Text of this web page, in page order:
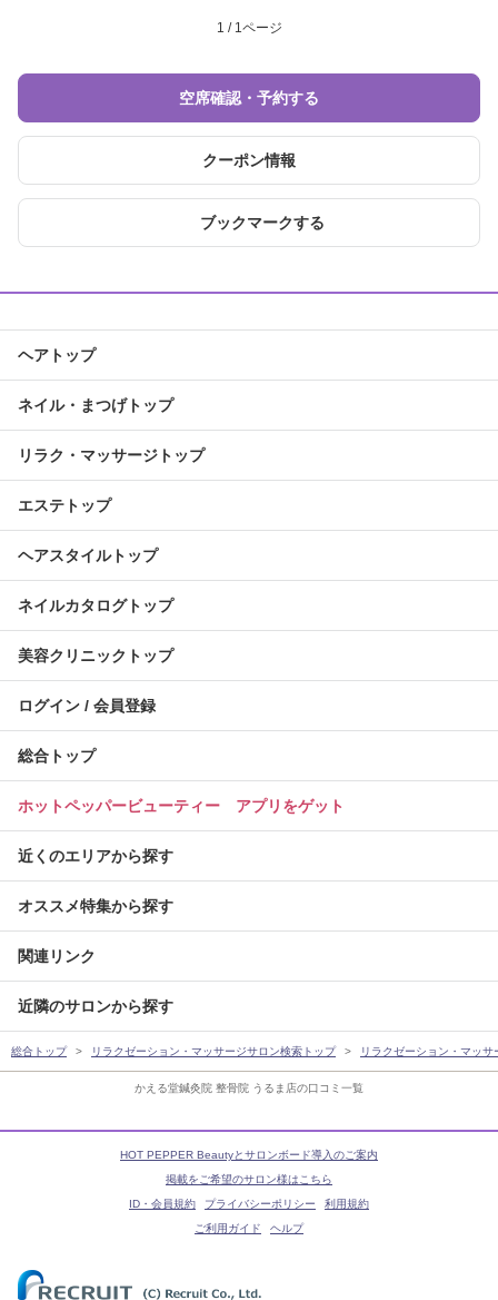
かえる堂鍼灸院 整骨院 うるま店の口コミ一覧
1 / 1ページ
空席確認・予約する
クーポン情報
ブックマークする
ヘアトップ
ネイル・まつげトップ
リラク・マッサージトップ
エステトップ
ヘアスタイルトップ
ネイルカタログトップ
美容クリニックトップ
ログイン / 会員登録
総合トップ
ホットペッパービューティー アプリをゲット
近くのエリアから探す
オススメ特集から探す
関連リンク
近隣のサロンから探す
総合トップ リラクゼーション・マッサージサロン検索トップ リラクゼーション・マッ
HOT PEPPER Beautyとサロンボード導入のご案内
掲載をご希望のサロン様はこちら
ID・会員規約
プライバシーポリシー
利用規約
ご利用ガイド
ヘルプ